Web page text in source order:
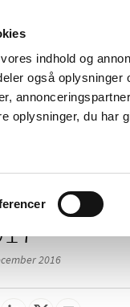
indhold og
også
oplysninger, du har
Tilskud
2016